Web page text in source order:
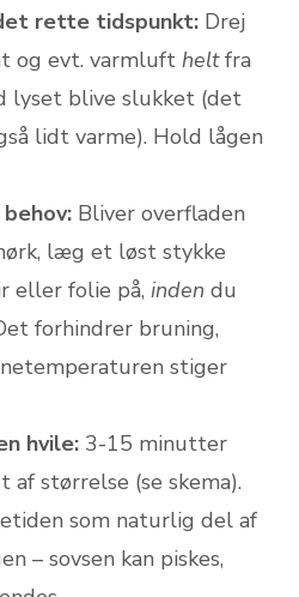
rette tidspunkt: Drej
og evt. varmluft heltfra
lyset blive slukket (det
lidt varme). Hold lågen
Bliver overfladen
læg et løst stykke
eller folie på, inden du
forhindrer bruning,
stiger
hvile: 3-15 minutter
af størrelse (se skema).
som naturlig del af
– sovsen kan piskes,